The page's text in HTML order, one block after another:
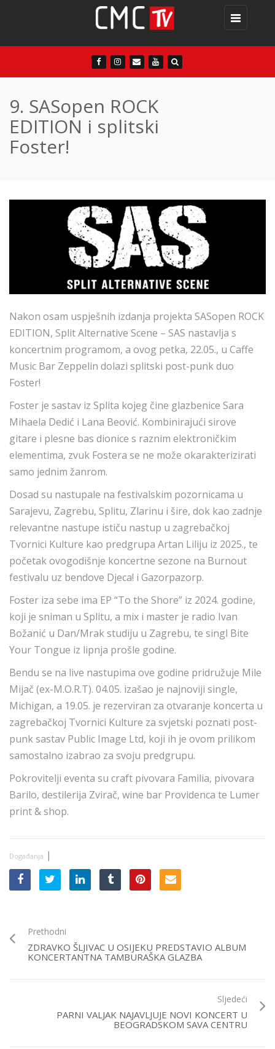
Toggle
9. SASopen ROCK
EDITION i splitski
Foster!
Nakon osam uspješnih izdanja projekta SASopen ROCK
EDITION, Split Alternative Scene – SAS nastavlja s
koncertnim programom, a ovog petka, 22.05., u Caffe
Music Bar Zeppelin dolazi splitski post-punk duo
Foster!
Foster je sastav iz Splita kojeg čine glazbenice Sara
Mihaela Dedić i Lana Beović. Kombinirajući sirove
gitare i plesne bas dionice s raznim elektroničkim
elementima, zvuk Fostera se ne može okarakterizirati
samo jednim žanrom.
Dosad su nastupale na festivalskim pozornicama u
Sarajevu, Zagrebu, Splitu, Zlarinu i šire, dok kao zadnje
relevantne nastupe ističu nastup u zagrebačkoj
Tvornici Kulture kao predgrupa Artan Liliju iz 2025., te
početak ovogodišnje koncertne sezone na Burnout
festivalu uz bendove Djeca! i Gazorpazorp.
Foster iza sebe ima EP “To the Shore” iz 2024. godine,
koji je sniman u Splitu, a mix i master je radio Ivan
Božanić u Dan/Mrak studiju u Zagrebu, te singl Bite
Your Tongue iz lipnja prošle godine.
Bendu se na live nastupima ove godine pridružuje Mile
Mijač (ex-M.O.R.T). 04.05. izašao je najnoviji single,
Michigan, a 19.05. je rezerviran za otvaranje koncerta u
zagrebačkoj Tvornici Kulture za svjetski poznati post-
punk sastav Public Image Ltd, koji ih je ovom prilikom
samostalno izabrao za svoju predgrupu.
Pokrovitelji eventa su craft pivovara Familia, pivovara
Barilo, destilerija Zvirač, wine bar Providenca te Lumer
print & shop.
Događanja |
Prethodni
ZDRAVKO ŠLJIVAC U OSIJEKU PREDSTAVIO ALBUM
KONCERTANTNA TAMBURAŠKA GLAZBA
Sljedeći
PARNI VALJAK NAJAVLJUJE NOVI KONCERT U
BEOGRADSKOM SAVA CENTRU